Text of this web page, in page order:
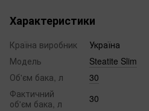
Характеристики
Країна виробник
Україна
Модель
Steatite Slim
Об'єм бака, л
30
Фактичний
об'єм бака, л
30